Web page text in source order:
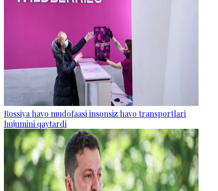
Rossiya havo mudofaasi insonsiz havo transportlari
hujumini qaytardi